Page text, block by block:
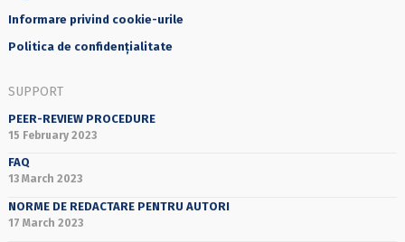
Informare privind cookie-urile
Politica de confidențialitate
SUPPORT
PEER-REVIEW PROCEDURE
15 February 2023
FAQ
13 March 2023
NORME DE REDACTARE PENTRU AUTORI
17 March 2023